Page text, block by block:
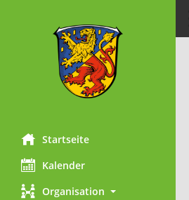
Startseite
Kalender
Organisation